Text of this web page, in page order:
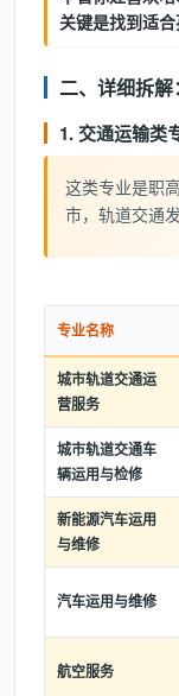
关键是找到适合
二、详细拆解
1. 交通运输类
这类专业是职
市，轨道交通
专业名称
城市轨道交通运
营服务
城市轨道交通车
辆运用与检修
新能源汽车运用
与维修
汽车运用与维修
航空服务